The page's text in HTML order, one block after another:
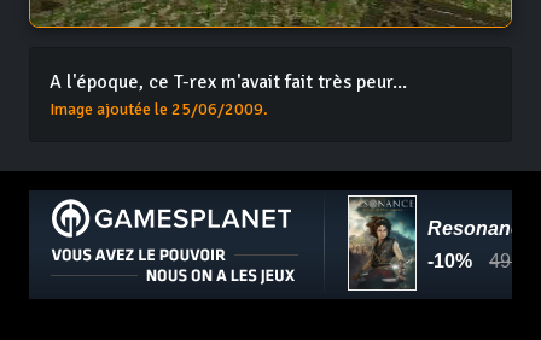
A l'époque, ce T-rex m'avait fait très peur...
Image ajoutée le 25/06/2009.